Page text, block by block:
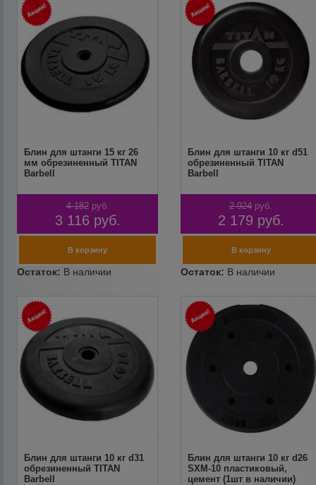
Блин для штанги 15 кг 26
мм обрезиненный TITAN
Barbell
4 182 руб.
3 116 руб.
Блин для штанги 10 кг d51
обрезиненный TITAN
Barbell
2 924 руб.
2 179 руб.
Блин для штанги 10 кг d31
обрезиненный TITAN
Barbell
Блин для штанги 10 кг d26
SXM-10 пластиковый,
цемент (1шт в наличии)